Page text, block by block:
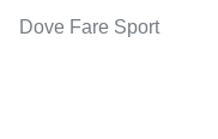
Dove Fare Sport